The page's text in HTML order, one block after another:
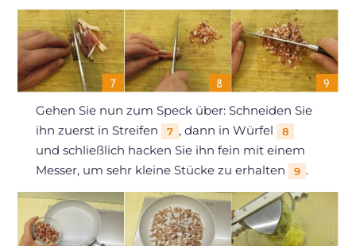
Gehen Sie nun zum Speck über: Schneiden Sie
ihn zuerst in Streifen
7 , dann in Würfel 8
und schließlich hacken Sie ihn fein mit einem
Messer, um sehr kleine Stücke zu erhalten
9 .